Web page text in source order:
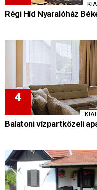
Régi Híd Nyaralóház
Balatoni vízpartközeli